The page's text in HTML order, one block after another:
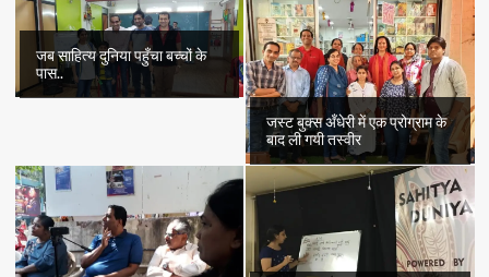
जब साहित्य दुनिया पहुँचा बच्चों के
पास..
जस्ट बुक्स अँधेरी में एक प्रोग्राम के
बाद ली गयी तस्वीर